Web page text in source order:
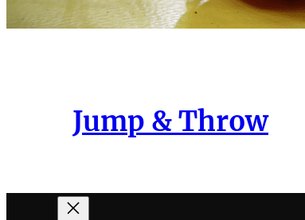
Jump & Throw